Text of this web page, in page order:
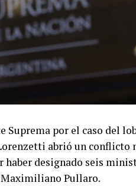
Suprema por el caso del
abrió un conflicto
haber designado seis
Pullaro.